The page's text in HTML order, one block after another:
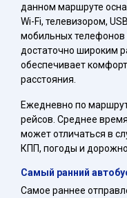
данном маршруте
Wi-Fi, телевизором,
мобильных
достаточно широким
обеспечивает
расстояния.
Ежедневно по
рейсов. Среднее
может отличаться в
КПП, погоды и
Самый ранний
Самое раннее